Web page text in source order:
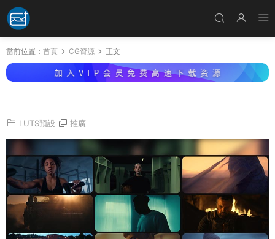
當前位置： 首頁 CG資源 正文
LUTS預設 推廣